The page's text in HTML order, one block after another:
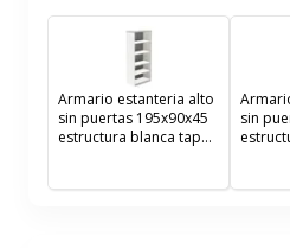
Armario estanteria alto
sin puertas 195x90x45
estructura blanca tapa
sin